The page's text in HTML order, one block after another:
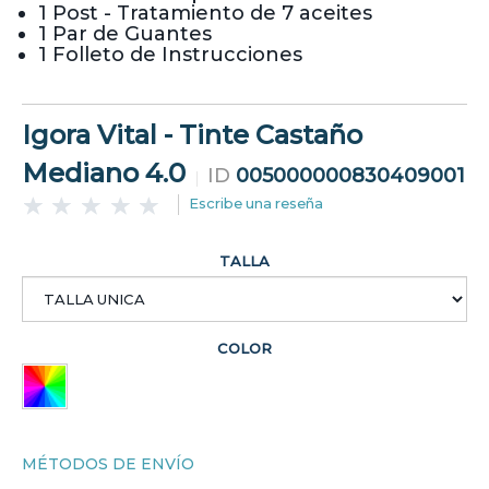
1 Post - Tratamiento de 7 aceites
1 Par de Guantes
1 Folleto de Instrucciones
Igora Vital - Tinte Castaño
Mediano 4.0
ID 005000000830409001
Escribe una reseña
TALLA
COLOR
MÉTODOS DE ENVÍO